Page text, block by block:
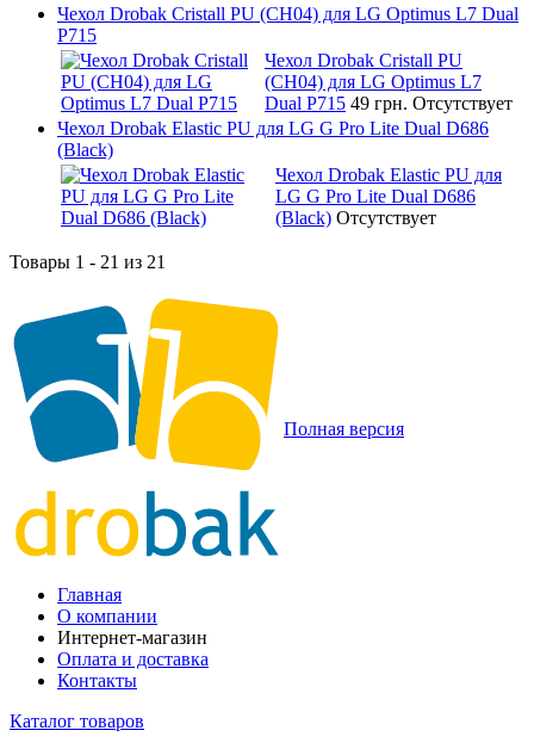
Чехол Drobak Cristall PU (CH04) для LG Optimus L7 Dual
P715
Чехол Drobak Cristall PU
(CH04) для LG Optimus L7
Dual P715 49 грн. Отсутствует
Чехол Drobak Elastic PU для LG G Pro Lite Dual D686
(Black)
Чехол Drobak Elastic PU для
LG G Pro Lite Dual D686
(Black) Отсутствует
Товары 1 - 21 из 21
Полная версия
Главная
О компании
Интернет-магазин
Оплата и доставка
Контакты
Каталог товаров